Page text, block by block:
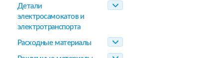
Детали
электросамокатов и
электротранспорта
Расходные материалы